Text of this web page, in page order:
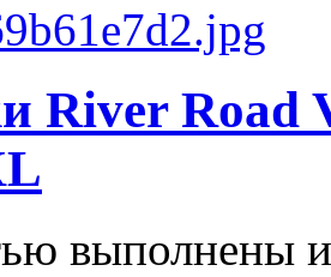
River Road
выполнены